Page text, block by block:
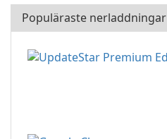
Populäraste nerladdningar